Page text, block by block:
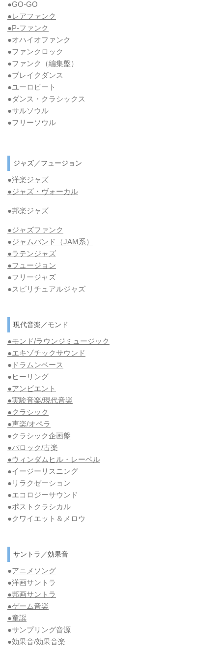
●GO-GO
●レアファンク
●P-ファンク
●オハイオファンク
●ファンクロック
●ファンク
（編集盤）
●ブレイクダンス
●ユーロビート
●ダンス・クラシックス
●サルソウル
●フリーソウル
ジャズ／フュージョン
●洋楽ジャズ
●ジャズ・ヴォーカル
●邦楽ジャズ
●ジャズファンク
●ジャムバンド（JAM系）
●ラテンジャズ
●フュージョン
●フリージャズ
●スピリチュアルジャズ
現代音楽／モンド
●モンド/ラウンジミュージック
●エキゾチックサウンド
● ドラムンベース
●ヒーリング
●アンビエント
●実験音楽/現代音楽
●クラシック
●声楽/オペラ
●クラシック企画盤
●バロック/古楽
●ウィンダムヒル・レーベル
●イージーリスニング
●リラクゼーション
●エコロジーサウンド
●ポストクラシカル
●クワイエット＆メロウ
サントラ／効果音
●アニメソング
●洋画サントラ
●邦画サントラ
●ゲーム音楽
●童謡
●サンプリング音源
●効果音/効果音楽